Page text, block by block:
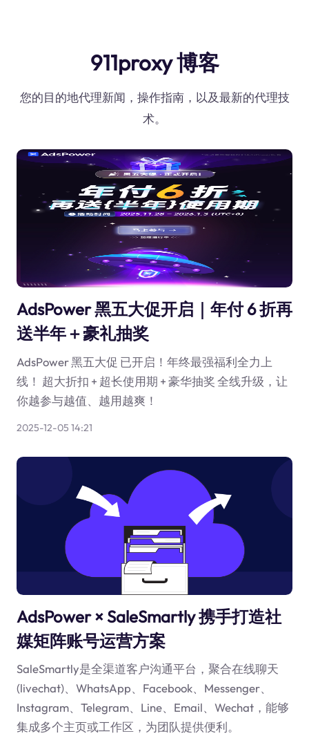
911proxy 博客
您的目的地代理新闻，操作指南，以及最新的代理技
术。
AdsPower 黑五大促开启｜年付 6 折再
送半年＋豪礼抽奖
AdsPower 黑五大促 已开启！年终最强福利全力上
线！ 超大折扣 + 超长使用期 + 豪华抽奖 全线升级，让
你越参与越值、越用越爽！
2025-12-05 14:21
AdsPower × SaleSmartly 携手打造社
媒矩阵账号运营方案
SaleSmartly是全渠道客户沟通平台，聚合在线聊天
(livechat)、WhatsApp、Facebook、Messenger、
Instagram、Telegram、Line、Email、Wechat，能够
集成多个主页或工作区，为团队提供便利。